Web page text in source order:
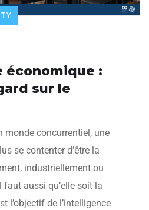
économique :
sur le
monde concurrentiel, une
se contenter d’être la
industriellement ou
aussi qu’elle soit la
l’objectif de l’intelligence